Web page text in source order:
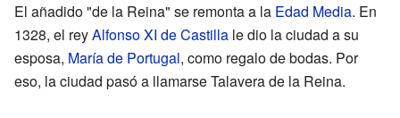
El añadido "de la Reina" se remonta a la Edad Media. En
1328, el reyAlfonso XI de Castilla le dio la ciudad a su
esposa, María de Portugal, como regalo de bodas. Por
eso, la ciudad pasó a llamarse Talavera de la Reina.